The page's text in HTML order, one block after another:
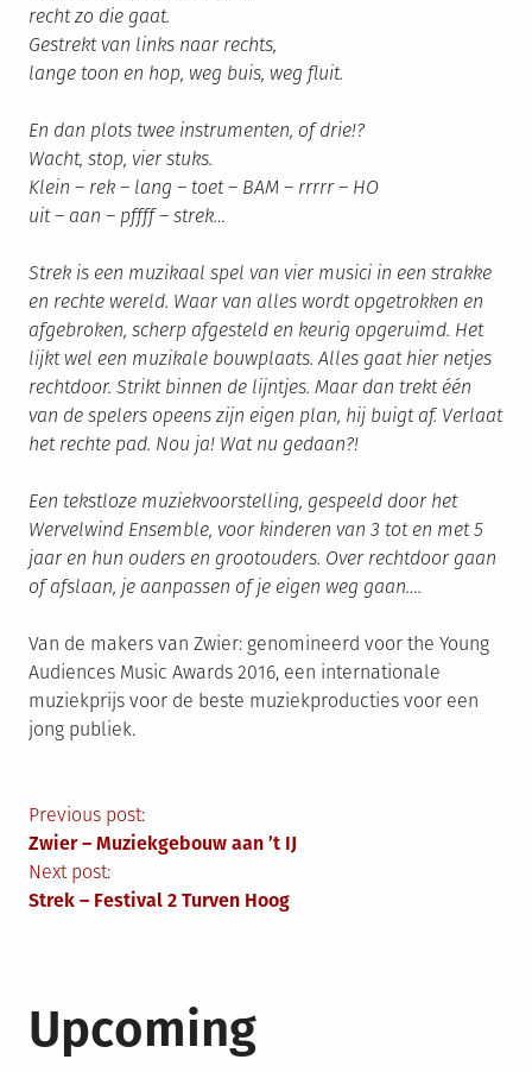
recht zo die gaat.
Gestrekt van links naar rechts,
lange toon en hop, weg buis, weg fluit.
En dan plots twee instrumenten, of drie!?
Wacht, stop, vier stuks.
Klein – rek – lang – toet – BAM – rrrrr – HO
uit – aan – pffff – strek…
Strek is een muzikaal spel van vier musici in een strakke
en rechte wereld. Waar van alles wordt opgetrokken en
afgebroken, scherp afgesteld en keurig opgeruimd. Het
lijkt wel een muzikale bouwplaats. Alles gaat hier netjes
rechtdoor. Strikt binnen de lijntjes. Maar dan trekt één
van de spelers opeens zijn eigen plan, hij buigt af. Verlaat
het rechte pad. Nou ja! Wat nu gedaan?!
Een tekstloze muziekvoorstelling, gespeeld door het
Wervelwind Ensemble, voor kinderen van 3 tot en met 5
jaar en hun ouders en grootouders. Over rechtdoor gaan
of afslaan, je aanpassen of je eigen weg gaan….
Van de makers van Zwier: genomineerd voor the Young
Audiences Music Awards 2016, een internationale
muziekprijs voor de beste muziekproducties voor een
jong publiek.
Berichtnavigatie
Previous post:
Zwier – Muziekgebouw aan ’t IJ
Next post:
Strek – Festival 2 Turven Hoog
Upcoming